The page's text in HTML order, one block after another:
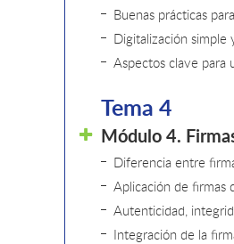
Buenas prácticas
Digitalización simple
Aspectos clave para
Tema 4
Módulo 4.
Diferencia entre
Aplicación de firmas
Autenticidad,
Integración de la